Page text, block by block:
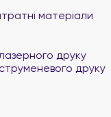
матеріали
друку
друку